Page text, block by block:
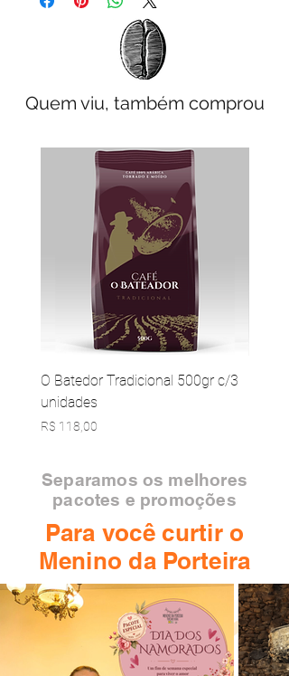
Quem viu, também comprou
O Batedor Tradicional 500gr c/3
unidades
Preço
R$ 118,00
Separamos os melhores
pacotes e promoções
Para você curtir o
Menino da Porteira